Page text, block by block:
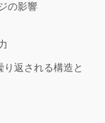
の影響
返される構造と